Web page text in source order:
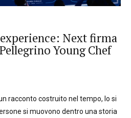
Next firma
Young Chef
racconto costruito nel tempo, lo si
si muovono dentro una storia